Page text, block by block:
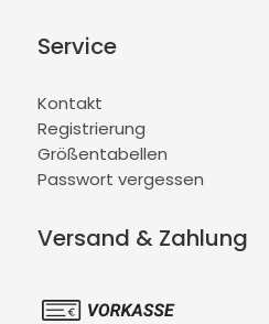
Service
Kontakt
Registrierung
Größentabellen
Passwort vergessen
Versand & Zahlung